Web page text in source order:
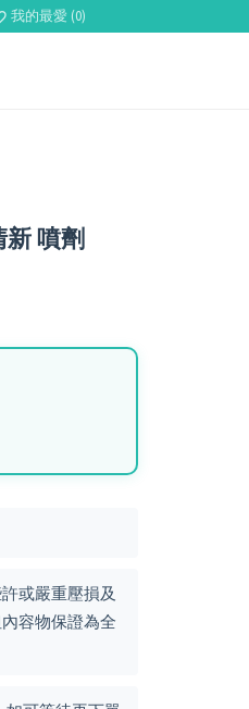
我的最愛 (0)
噴劑
或嚴重壓損及
容物保證為全